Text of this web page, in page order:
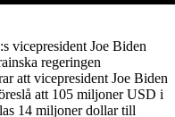
vicepresident Joe Biden
regeringen
att vicepresident Joe Biden
att 105 miljoner USD i
14 miljoner dollar till